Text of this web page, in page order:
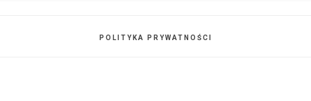
POLITYKA PRYWATNOŚCI